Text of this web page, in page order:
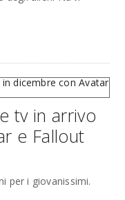
tv in arrivo
e Fallout
per i giovanissimi.